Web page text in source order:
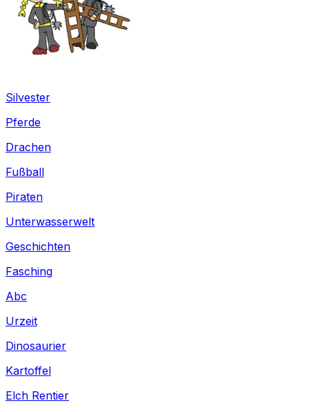
Silvester
Pferde
Drachen
Fußball
Piraten
Unterwasserwelt
Geschichten
Fasching
Abc
Urzeit
Dinosaurier
Kartoffel
Elch Rentier